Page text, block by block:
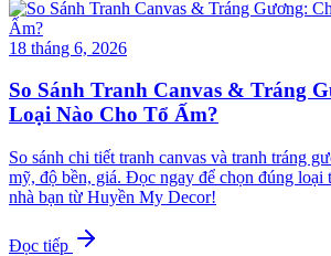
18 tháng 6, 2026
So Sánh Tranh Canvas & Tráng
Loại Nào Cho Tổ Ấm?
So sánh chi tiết tranh canvas và tranh tráng
mỹ, độ bền, giá. Đọc ngay để chọn đúng loại
nhà bạn từ Huyền My Decor!
Đọc tiếp